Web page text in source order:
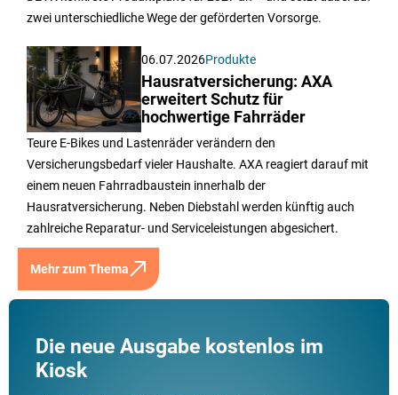
zwei unterschiedliche Wege der geförderten Vorsorge.
06.07.2026Produkte
Hausratversicherung: AXA
erweitert Schutz für
hochwertige Fahrräder
Teure E-Bikes und Lastenräder verändern den
Versicherungsbedarf vieler Haushalte. AXA reagiert darauf mit
einem neuen Fahrradbaustein innerhalb der
Hausratversicherung. Neben Diebstahl werden künftig auch
zahlreiche Reparatur- und Serviceleistungen abgesichert.
Mehr zum Thema
Die neue Ausgabe kostenlos im
Kiosk